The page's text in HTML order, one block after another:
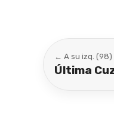
← A su izq. (98)
Última